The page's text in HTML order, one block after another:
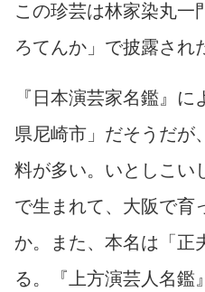
この珍芸は林家染丸一
ろてんか」で披露され
『日本演芸家名鑑』
県尼崎市」だそうだが
料が多い。いとしこい
で生まれて、大阪で育
か。また、本名は「正
る。『上方演芸人名鑑